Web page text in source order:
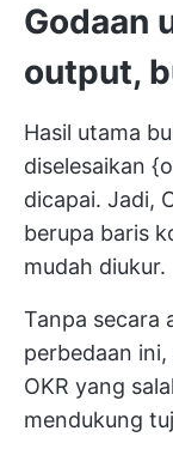
Godaan
output,
Hasil utama
diselesaikan
dicapai. Jadi,
berupa baris
mudah diukur.
Tanpa secara
perbedaan
OKR yang
mendukung